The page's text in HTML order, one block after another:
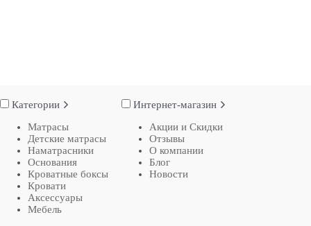
Категории
Матрасы
Детские матрасы
Наматрасники
Основания
Кроватные боксы
Кровати
Аксессуары
Мебель
Интернет-магазин
Акции и Скидки
Отзывы
О компании
Блог
Новости